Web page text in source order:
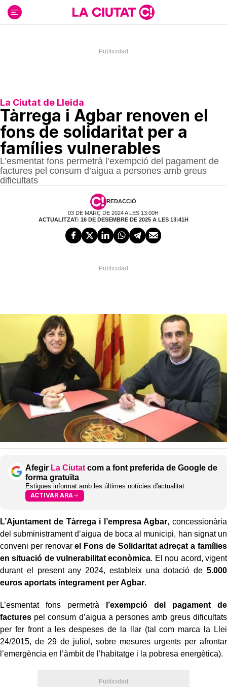
contenido
La Ciutat de Lleida
Tàrrega i Agbar renoven el
fons de solidaritat per a
famílies vulnerables
L’esmentat fons permetrà l’exempció del pagament de
factures pel consum d’aigua a persones amb greus
dificultats
REDACCIÓ
03 DE MARÇ DE 2024 A LES 13:00H
ACTUALITZAT: 16 DE DESEMBRE DE 2025 A LES 13:41H
Afegir La Ciutat com a font preferida de Google de
forma gratuïta
Estigues informat amb les últimes notícies d'actualitat
ACTIVAR ARA
L’Ajuntament de Tàrrega i l’empresa Agbar, concessionària
del subministrament d’aigua de boca al municipi, han signat un
conveni per renovarel Fons de Solidaritat adreçat a famílies
en situació de vulnerabilitat econòmica. El nou acord, vigent
durant el present any 2024, estableix una dotació de 5.000
euros aportats íntegrament per Agbar.
L’esmentat fons permetrà
l’exempció del pagament de
factures pel consum d’aigua a persones amb greus dificultats
per fer front a les despeses de la llar (tal com marca la Llei
24/2015, de 29 de juliol, sobre mesures urgents per afrontar
l’emergència en l’àmbit de l’habitatge i la pobresa energètica).